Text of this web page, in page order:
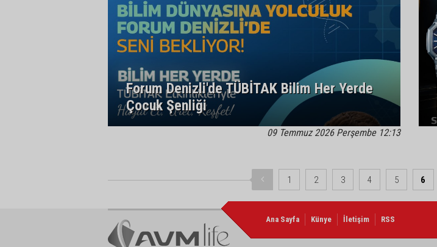
Forum Denizli'de TÜBİTAK Bilim Her Yerde
Çocuk Şenliği
09 Temmuz 2026 Perşembe 12:13
1 2 3 4 5 6
Ana Sayfa Künye İletişim RSS